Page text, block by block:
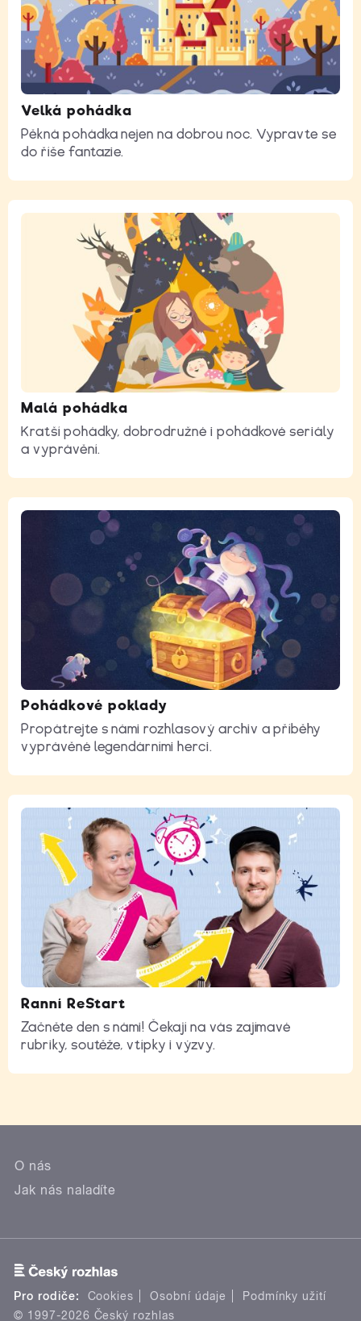
Velká pohádka
Pěkná pohádka nejen na dobrou noc. Vypravte se
do říše fantazie.
Malá pohádka
Kratší pohádky, dobrodružné i pohádkové seriály
a vyprávění.
Pohádkové poklady
Propátrejte s námi rozhlasový archiv a příběhy
vyprávěné legendárními herci.
Ranní ReStart
Začněte den s námi! Čekají na vás zajímavé
rubriky, soutěže, vtípky i výzvy.
O nás
Jak nás naladíte
Pro rodiče: Cookies Osobní údaje
Podmínky užití
© 1997-2026 Český rozhlas